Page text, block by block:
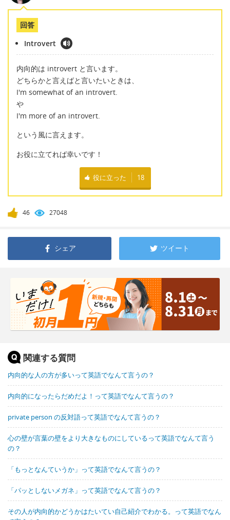
回答
Introvert
内向的は introvert と言います。
どちらかと言えばと言いたいときは、
I'm somewhat of an introvert.
や
I'm more of an introvert.
という風に言えます。
お役に立てれば幸いです！
役に立った 18
46 27048
シェア ツイート
関連する質問
内向的な人の方が多いって英語でなんて言うの？
内向的になったらだめだよ！って英語でなんて言うの？
private person の反対語って英語でなんて言うの？
心の壁が言葉の壁をより大きなものにしているって英語でなんて言う
の？
「もっとなんていうか」って英語でなんて言うの？
「パッとしないメガネ」って英語でなんて言うの？
その人が内向的かどうかはたいてい自己紹介でわかる。って英語でなん